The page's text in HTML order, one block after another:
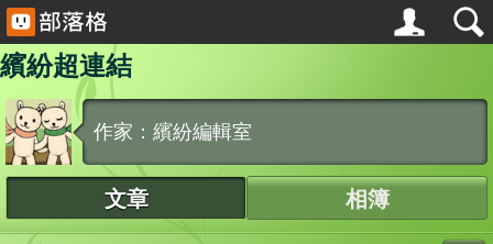
繽紛超連結
作家：繽紛編輯室
文章 相簿